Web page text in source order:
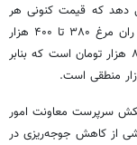
دهد که قیمت کنونی هر
کیلو مرغ برای مصرف کننده ۳۷۰ تا ۴۰۰ هزار تومان، ران مرغ ۳۸۰ تا ۴۰۰ هزار
تومان، سینه ۶۵۰ تا ۷۵۰ هزار تومان و فیله ۷۰۰ تا ۸۰۰ هزار تومان است که بنابر
منطقی است.
سرپرست معاونت امور
از کاهش جوجه‌ریزی در